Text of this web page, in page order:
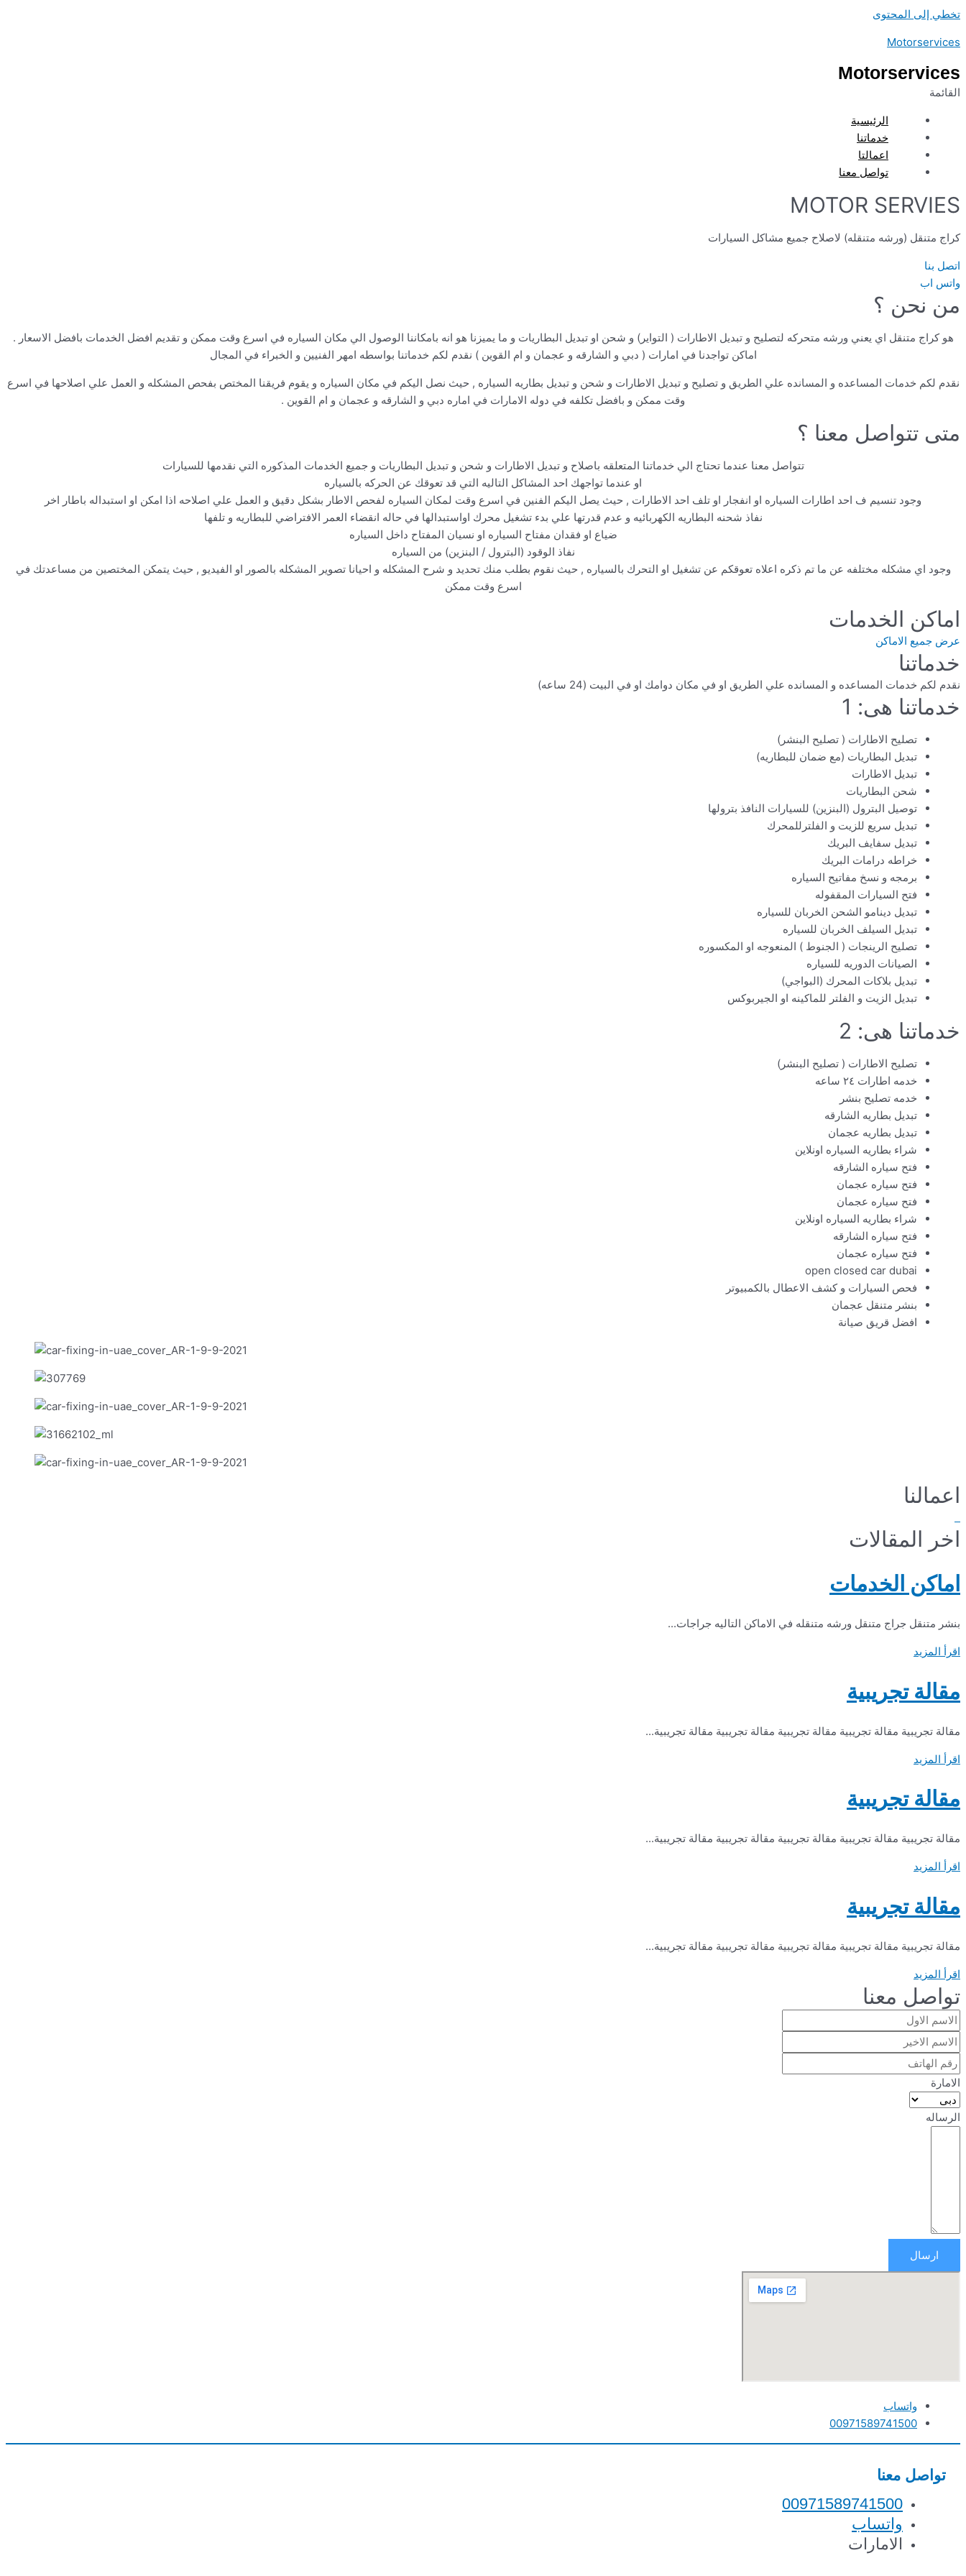
تخطي إلى المحتوى
Motorservices
Motorservices
القائمة
الرئيسية
خدماتنا
اعمالتا
تواصل معنا
MOTOR SERVIES
كراج متنقل (ورشه متنقله) لاصلاح جميع مشاكل السيارات
اتصل بنا
واتس اب
من نحن ؟
هو كراج متنقل اي يعني ورشه متحركه لتصليح و تبديل الاطارات ( التواير) و شحن او تبديل البطاريات و ما يميزنا هو انه بامكاننا الوصول الي مكان السياره في اسرع وقت ممكن و تقديم افضل الخدمات بافضل الاسعار .
اماكن تواجدنا في امارات ( دبي و الشارقه و عجمان و ام القوين ) نقدم لكم خدماتنا بواسطه امهر الفنيين و الخبراء في المجال
نقدم لكم خدمات المساعده و المسانده علي الطريق و تصليح و تبديل الاطارات و شحن و تبديل بطاريه السياره , حيث نصل اليكم في مكان السياره و يقوم فريقنا المختص بفحص المشكله و العمل علي اصلاحها في اسرع
وقت ممكن و بافضل تكلفه في دوله الامارات في اماره دبي و الشارقه و عجمان و ام القوين .
متى تتواصل معنا ؟
تتواصل معنا عندما تحتاج الي خدماتنا المتعلقه باصلاح و تبديل الاطارات و شحن و تبديل البطاريات و جميع الخدمات المذكوره التي نقدمها للسيارات
او عندما تواجهك احد المشاكل التاليه التي قد تعوقك عن الحركه بالسياره
وجود تنسيم ف احد اطارات السياره او انفجار او تلف احد الاطارات , حيث يصل اليكم الفنين في اسرع وقت لمكان السياره لفحص الاطار بشكل دقيق و العمل علي اصلاحه اذا امكن او استبداله باطار اخر
نفاذ شحنه البطاريه الكهربائيه و عدم قدرتها علي بدء تشغيل محرك اواستبدالها في حاله انقضاء العمر الافتراضي للبطاريه و تلفها
ضياع او فقدان مفتاح السياره او نسيان المفتاح داخل السياره
نفاذ الوقود (البترول / البنزين) من السياره
وجود اي مشكله مختلفه عن ما تم ذكره اعلاه تعوقكم عن تشغيل او التحرك بالسياره , حيث نقوم بطلب منك تحديد و شرح المشكله و احيانا تصوير المشكله بالصور او الفيديو , حيث يتمكن المختصين من مساعدتك في
اسرع وقت ممكن
اماكن الخدمات
عرض جميع الاماكن
خدماتنا
نقدم لكم خدمات المساعده و المسانده علي الطريق او في مكان دوامك او في البيت (24 ساعه)
خدماتنا هى: 1
تصليح الاطارات ( تصليح البنشر)
تبديل البطاريات (مع ضمان للبطاريه)
تبديل الاطارات
شحن البطاريات
توصيل البترول (البنزين) للسيارات النافذ بترولها
تبديل سريع للزيت و الفلترللمحرك
تبديل سفايف البريك
خراطه درامات البريك
برمجه و نسخ مفاتيح السياره
فتح السيارات المقفوله
تبديل دينامو الشحن الخربان للسياره
تبديل السيلف الخربان للسياره
تصليح الرينجات ( الجنوط ) المنعوجه او المكسوره
الصيانات الدوريه للسياره
تبديل بلاكات المحرك (البواجي)
تبديل الزيت و الفلتر للماكينه او الجيربوكس
خدماتنا هى: 2
تصليح الاطارات ( تصليح البنشر)
خدمه اطارات ٢٤ ساعه
خدمه تصليح بنشر
تبديل بطاريه الشارقه
تبديل بطاريه عجمان
شراء بطاريه السياره اونلاين
فتح سياره الشارقه
فتح سياره عجمان
فتح سياره عجمان
شراء بطاريه السياره اونلاين
فتح سياره الشارقه
فتح سياره عجمان
open closed car dubai
فحص السيارات و كشف الاعطال بالكمبيوتر
بنشر متنقل عجمان
افضل قريق صيانة
اعمالنا
اخر المقالات
اماكن الخدمات
بنشر متنقل جراج متنقل ورشه متنقله في الاماكن التاليه جراجات...
اقرأ المزيد
مقالة تجريبية
مقالة تجريبية مقالة تجريبية مقالة تجريبية مقالة تجريبية مقالة تجريبية...
اقرأ المزيد
مقالة تجريبية
مقالة تجريبية مقالة تجريبية مقالة تجريبية مقالة تجريبية مقالة تجريبية...
اقرأ المزيد
مقالة تجريبية
مقالة تجريبية مقالة تجريبية مقالة تجريبية مقالة تجريبية مقالة تجريبية...
اقرأ المزيد
تواصل معنا
الامارة
الرساله
ارسال
واتساب
00971589741500
تواصل معنا
00971589741500
واتساب
الامارات